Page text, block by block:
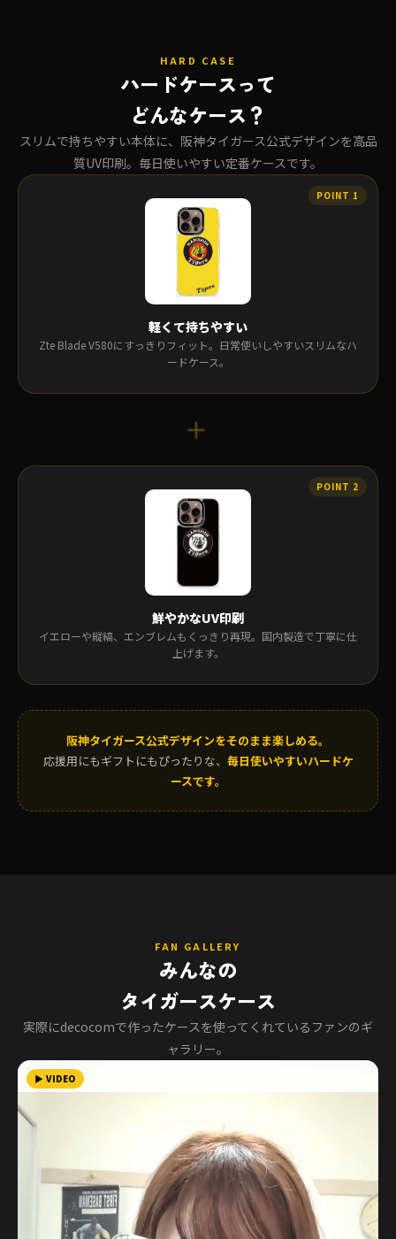
HARD CASE
ハードケースって
どんなケース？
スリムで持ちやすい本体に、阪神タイガース公式デザインを高品
質UV印刷。毎日使いやすい定番ケースです。
軽くて持ちやすい
Zte Blade V580にすっきりフィット。日常使いしやすいスリムなハ
ードケース。
＋
鮮やかなUV印刷
イエローや縦縞、エンブレムもくっきり再現。国内製造で丁寧に仕
上げます。
阪神タイガース公式デザインをそのまま楽しめる。
応援用にもギフトにもぴったりな、 毎日使いやすいハードケ
ースです。
FAN GALLERY
みんなの
タイガースケース
実際にdecocomで作ったケースを使ってくれているファンのギ
ャラリー。
▶ VIDEO